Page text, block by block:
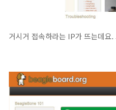
거시거 접속하라는 IP가 뜨는데요